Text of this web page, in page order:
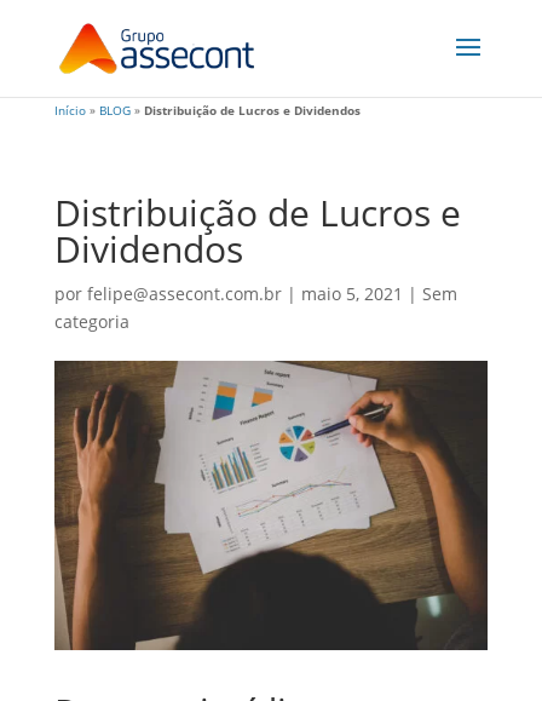
Início» BLOG» Distribuição de Lucros e Dividendos
Distribuição de Lucros e
Dividendos
por felipe@assecont.com.br| maio 5, 2021 | Sem
categoria